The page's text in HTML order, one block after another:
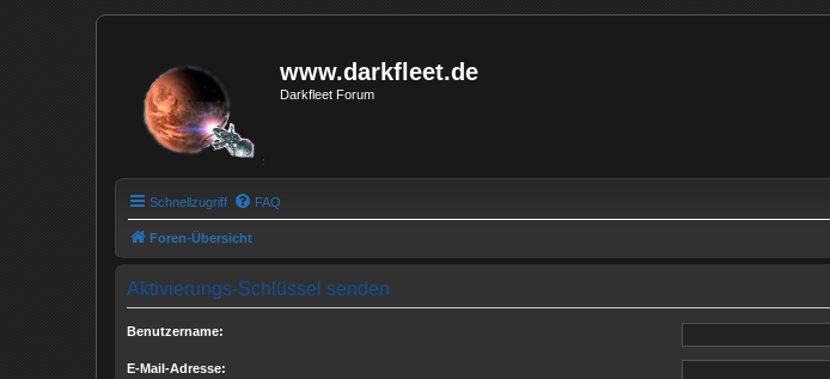
www.darkfleet.de
Darkfleet Forum
Schnellzugriff FAQ
Foren-Übersicht
Aktivierungs-Schlüssel senden
Benutzername:
E-Mail-Adresse: